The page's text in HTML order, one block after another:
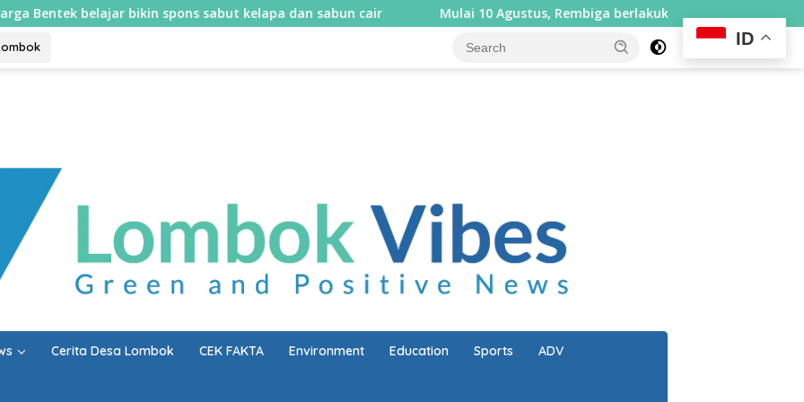
bikin spons sabut kelapa dan sabun cair Mulai 10 Agustus, Rembiga berlakukan sistem satu arah selama sepekan
Cerita Desa Lombok CEK FAKTA Environment Education Sports ADV
ID